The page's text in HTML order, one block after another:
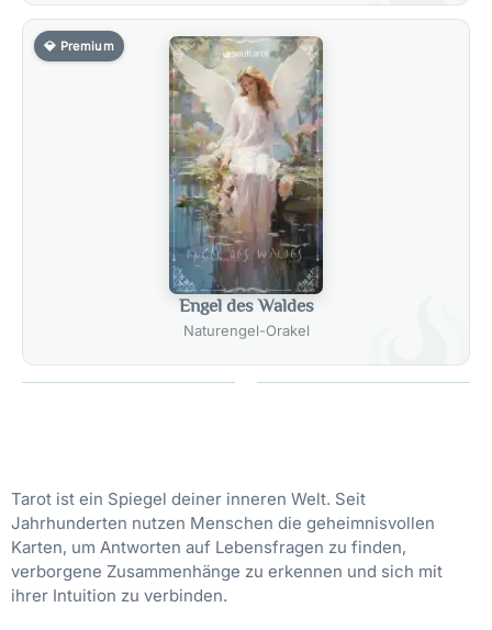
💎 Premium
Engel des Waldes
Naturengel-Orakel
Tarot ist ein Spiegel deiner inneren Welt. Seit
Jahrhunderten nutzen Menschen die geheimnisvollen
Karten, um Antworten auf Lebensfragen zu finden,
verborgene Zusammenhänge zu erkennen und sich mit
ihrer Intuition zu verbinden.